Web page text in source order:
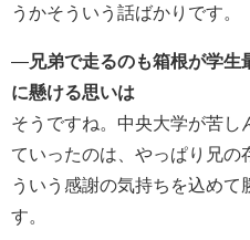
うかそういう話ばかりです。
―兄弟で走るのも箱根が学
に懸ける思いは
そうですね。中央大学が苦
ていったのは、やっぱり兄の
ういう感謝の気持ちを込めて
す。